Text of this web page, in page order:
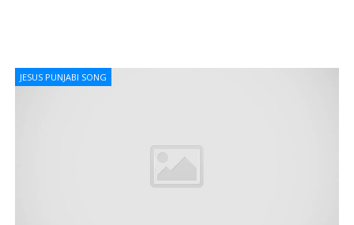
JESUS PUNJABI SONG